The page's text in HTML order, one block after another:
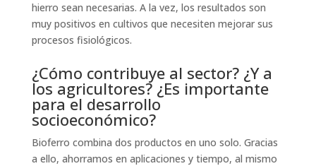
hierro sean necesarias. A la vez, los resultados son
muy positivos en cultivos que necesiten mejorar sus
procesos fisiológicos.
¿Cómo contribuye al sector? ¿Y a
los agricultores? ¿Es importante
para el desarrollo
socioeconómico?
Bioferro combina dos productos en uno solo. Gracias
a ello, ahorramos en aplicaciones y tiempo, al mismo